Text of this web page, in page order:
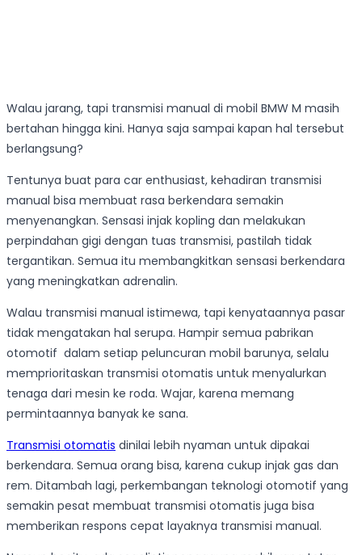
Walau jarang, tapi transmisi manual di mobil BMW M masih
bertahan hingga kini. Hanya saja sampai kapan hal tersebut
berlangsung?
Tentunya buat para car enthusiast, kehadiran transmisi
manual bisa membuat rasa berkendara semakin
menyenangkan. Sensasi injak kopling dan melakukan
perpindahan gigi dengan tuas transmisi, pastilah tidak
tergantikan. Semua itu membangkitkan sensasi berkendara
yang meningkatkan adrenalin.
Walau transmisi manual istimewa, tapi kenyataannya pasar
tidak mengatakan hal serupa. Hampir semua pabrikan
otomotif dalam setiap peluncuran mobil barunya, selalu
memprioritaskan transmisi otomatis untuk menyalurkan
tenaga dari mesin ke roda. Wajar, karena memang
permintaannya banyak ke sana.
Transmisi otomatis dinilai lebih nyaman untuk dipakai
berkendara. Semua orang bisa, karena cukup injak gas dan
rem. Ditambah lagi, perkembangan teknologi otomotif yang
semakin pesat membuat transmisi otomatis juga bisa
memberikan respons cepat layaknya transmisi manual.